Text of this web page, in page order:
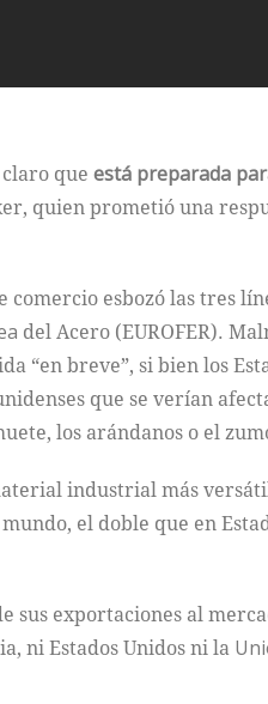
que está preparada
quien prometió una
esbozó las tres
del Acero (EUROFER).
“en breve”, si bien los
que se verían
los arándanos o el
industrial más
el doble que en
sus exportaciones al
ni Estados Unidos ni la